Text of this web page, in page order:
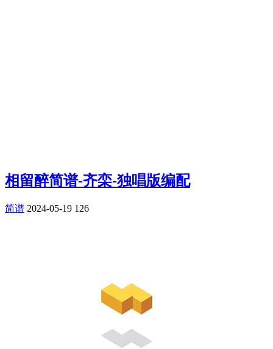
相留醉简谱-齐栾-独唱版编配
简谱 2024-05-19 126